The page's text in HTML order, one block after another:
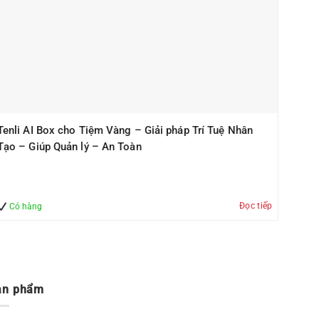
AI Box cho Tiệm Vàng – Giải pháp Trí Tuệ Nhân
– Giúp Quản lý – An Toàn
Có hàng Đọc tiếp
phẩm